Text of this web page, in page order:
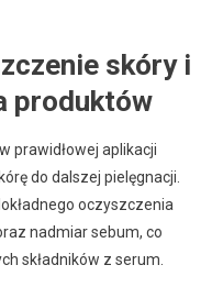
skóry i
produktów
prawidłowej aplikacji
do dalszej pielęgnacji.
oczyszczenia
nadmiar sebum, co
składników z serum.